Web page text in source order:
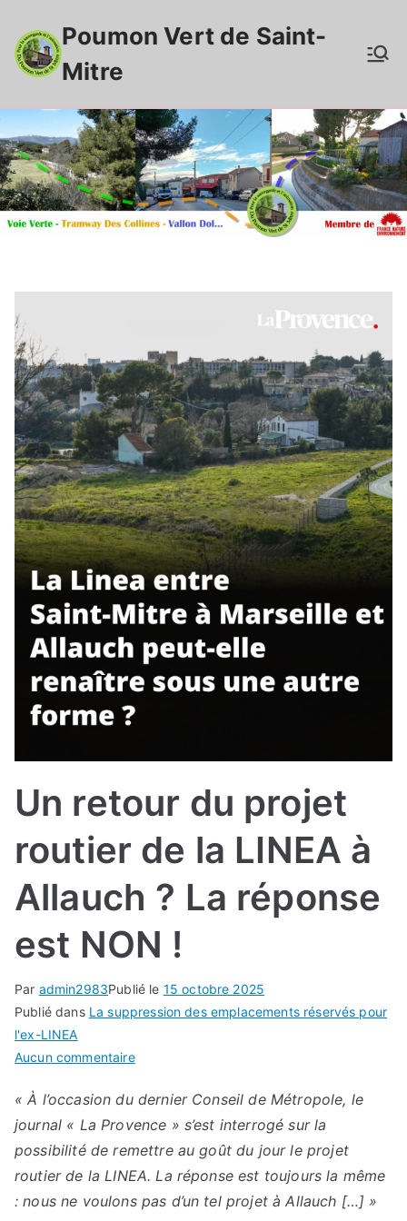
contenu
Poumon Vert de Saint-
Mitre
Un retour du projet
routier de la LINEA à
Allauch ? La réponse
est NON !
Par admin2983Publié le 15 octobre 2025
Publié dans La suppression des emplacements réservés pour
l'ex-LINEA
Aucun commentairesur
retour
du
projet
routier
la
« À l’occasion du dernier Conseil de Métropole, le
journal « La Provence » s’est interrogé sur la
possibilité de remettre au goût du jour le projet
routier de la LINEA. La réponse est toujours la même
: nous ne voulons pas d’un tel projet à Allauch […] »